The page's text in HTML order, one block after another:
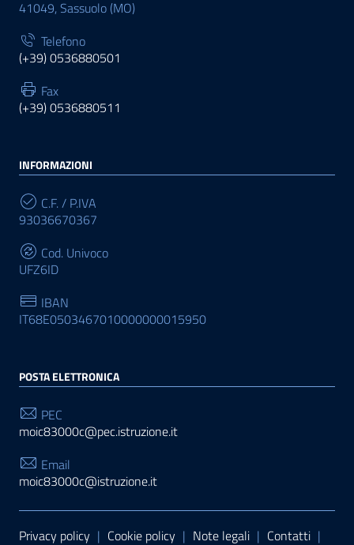
41049, Sassuolo (MO)
Telefono
(+39) 0536880501
Fax
(+39) 0536880511
INFORMAZIONI
C.F. / P.IVA
93036670367
Cod. Univoco
UFZ6ID
IBAN
IT68E0503467010000000015950
POSTA ELETTRONICA
PEC
moic83000c@pec.istruzione.it
Email
moic83000c@istruzione.it
Sezione Link Utili
Privacy policy | Cookie policy | Note legali | Contatti |